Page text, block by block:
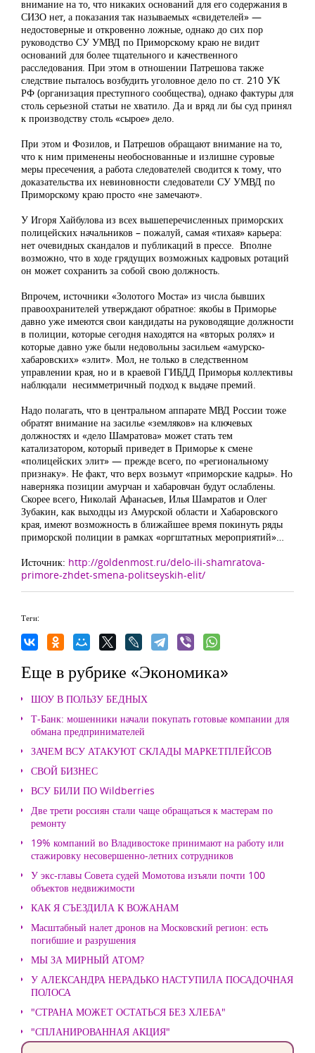
внимание на то, что никаких оснований для его содержания в
СИЗО нет, а показания так называемых «свидетелей» —
недостоверные и откровенно ложные, однако до сих пор
руководство СУ УМВД по Приморскому краю не видит
оснований для более тщательного и качественного
расследования. При этом в отношении Патрешова также
следствие пыталось возбудить уголовное дело по ст. 210 УК
РФ (организация преступного сообщества), однако фактуры для
столь серьезной статьи не хватило. Да и вряд ли бы суд принял
к производству столь «сырое» дело.
При этом и Фозилов, и Патрешов обращают внимание на то,
что к ним применены необоснованные и излишне суровые
меры пресечения, а работа следователей сводится к тому, что
доказательства их невиновности следователи СУ УМВД по
Приморскому краю просто «не замечают».
У Игоря Хайбулова из всех вышеперечисленных приморских
полицейских начальников – пожалуй, самая «тихая» карьера:
нет очевидных скандалов и публикаций в прессе. Вполне
возможно, что в ходе грядущих возможных кадровых ротаций
он может сохранить за собой свою должность.
Впрочем, источники «Золотого Моста» из числа бывших
правоохранителей утверждают обратное: якобы в Приморье
давно уже имеются свои кандидаты на руководящие должности
в полиции, которые сегодня находятся на «вторых ролях» и
которые давно уже были недовольны засильем «амурско-
хабаровских» «элит». Мол, не только в следственном
управлении края, но и в краевой ГИБДД Приморья коллективы
наблюдали несимметричный подход к выдаче премий.
Надо полагать, что в центральном аппарате МВД России тоже
обратят внимание на засилье «земляков» на ключевых
должностях и «дело Шамратова» может стать тем
катализатором, который приведет в Приморье к смене
«полицейских элит» — прежде всего, по «региональному
признаку». Не факт, что верх возьмут «приморские кадры». Но
наверняка позиции амурчан и хабаровчан будут ослаблены.
Скорее всего, Николай Афанасьев, Илья Шамратов и Олег
Зубакин, как выходцы из Амурской области и Хабаровского
края, имеют возможность в ближайшее время покинуть ряды
приморской полиции в рамках «оргштатных мероприятий»…
Источник: http://goldenmost.ru/delo-ili-shamratova-
primore-zhdet-smena-politseyskih-elit/
Теги:
Еще в рубрике «Экономика»
ШОУ В ПОЛЬЗУ БЕДНЫХ
Т-Банк: мошенники начали покупать готовые компании для
обмана предпринимателей
ЗАЧЕМ ВСУ АТАКУЮТ СКЛАДЫ МАРКЕТПЛЕЙСОВ
СВОЙ БИЗНЕС
ВСУ БИЛИ ПО Wildberries
Две трети россиян стали чаще обращаться к мастерам по
ремонту
19% компаний во Владивостоке принимают на работу или
стажировку несовершенно-летних сотрудников
У экс-главы Совета судей Момотова изъяли почти 100
объектов недвижимости
КАК Я СЪЕЗДИЛА К ВОЖАНАМ
Масштабный налет дронов на Московский регион: есть
погибшие и разрушения
МЫ ЗА МИРНЫЙ АТОМ?
У АЛЕКСАНДРА НЕРАДЬКО НАСТУПИЛА ПОСАДОЧНАЯ
ПОЛОСА
"СТРАНА МОЖЕТ ОСТАТЬСЯ БЕЗ ХЛЕБА"
"СПЛАНИРОВАННАЯ АКЦИЯ"